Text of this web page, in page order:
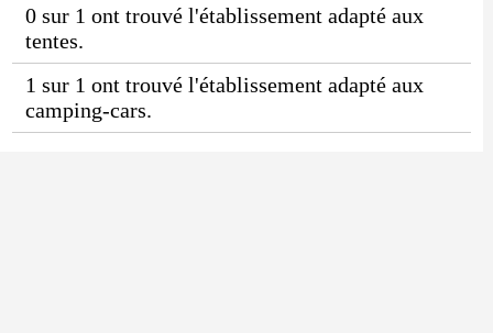
0 sur 1 ont trouvé l'établissement adapté aux
tentes.
1 sur 1 ont trouvé l'établissement adapté aux
camping-cars.